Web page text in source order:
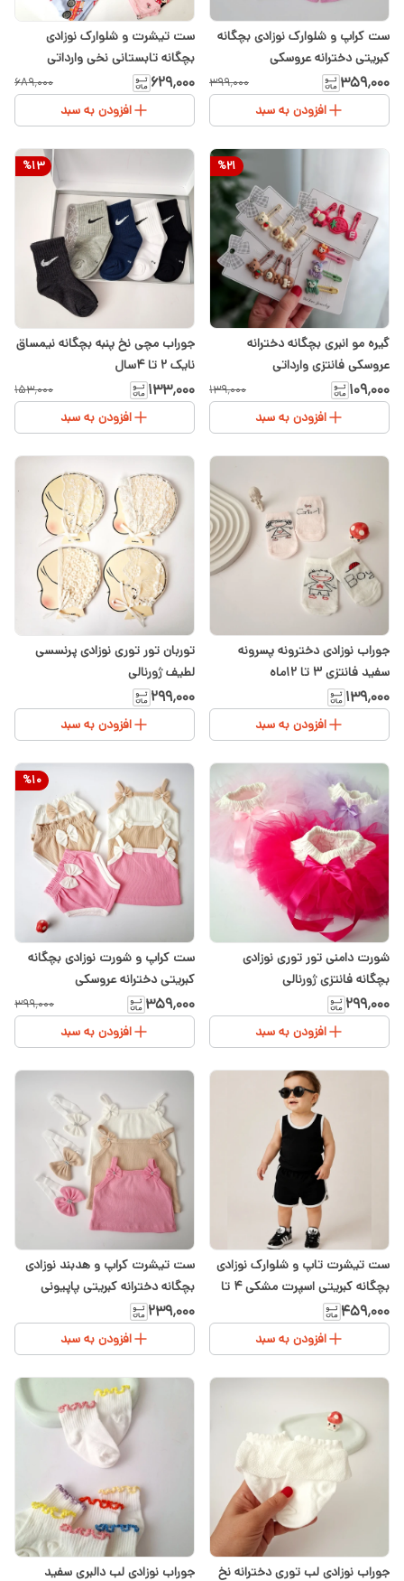
ست کراپ و شلوارک نوزادی بچگانه
کبریتی دخترانه عروسکی
۳۵۹٬۰۰۰ ۳۹۹٬۰۰۰
افزودن به سبد
ست تیشرت و شلوارک نوزادی
بچگانه تابستانی نخی وارداتی
۶۲۹٬۰۰۰ ۶۸۹٬۰۰۰
افزودن به سبد
%21
گیره مو انبری بچگانه دخترانه
عروسکی فانتزی وارداتی
۱۰۹٬۰۰۰ ۱۳۹٬۰۰۰
افزودن به سبد
%13
جوراب مچی نخ پنبه بچگانه نیمساق
نایک ۲ تا ۴سال
۱۳۳٬۰۰۰ ۱۵۳٬۰۰۰
افزودن به سبد
جوراب نوزادی دخترونه پسرونه
سفید فانتزی ۳ تا ۱۲ماه
۱۳۹٬۰۰۰
افزودن به سبد
توربان تور توری نوزادی پرنسسی
لطیف ژورنالی
۲۹۹٬۰۰۰
افزودن به سبد
شورت دامنی تور توری نوزادی
بچگانه فانتزی ژورنالی
۲۹۹٬۰۰۰
افزودن به سبد
%10
ست کراپ و شورت نوزادی بچگانه
کبریتی دخترانه عروسکی
۳۵۹٬۰۰۰ ۳۹۹٬۰۰۰
افزودن به سبد
ست تیشرت تاپ و شلوارک نوزادی
بچگانه کبریتی اسپرت مشکی ۴ تا
۳۶ماه
۴۵۹٬۰۰۰
افزودن به سبد
ست تیشرت کراپ و هدبند نوزادی
بچگانه دخترانه کبریتی پاپیونی
دخترانه
۲۳۹٬۰۰۰
افزودن به سبد
جوراب نوزادی لب توری دخترانه نخ جوراب نوزادی لب دالبری سفید